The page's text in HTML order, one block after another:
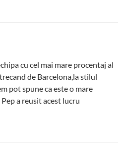
cu cel mai mare procentaj al
de Barcelona,la stilul
pot spune ca este o mare
a reusit acest lucru